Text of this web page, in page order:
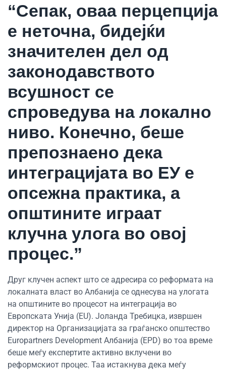
“Сепак, оваа перцепција
е неточна, бидејќи
значителен дел од
законодавството
всушност се
спроведува на локално
ниво. Конечно, беше
препознаено дека
интеграцијата во ЕУ е
опсежна практика, а
општините играат
клучна улога во овој
процес.”
Друг клучен аспект што се адресира со реформата на
локалната власт во Албанија се однесува на улогата
на општините во процесот на интеграција во
Европската Унија (EU). Јоланда Требицка, извршен
директор на Организацијата за граѓанско општество
Europartners Development Албанија (EPD) во тоа време
беше меѓу експертите активно вклучени во
реформскиот процес. Таа истакнува дека меѓу